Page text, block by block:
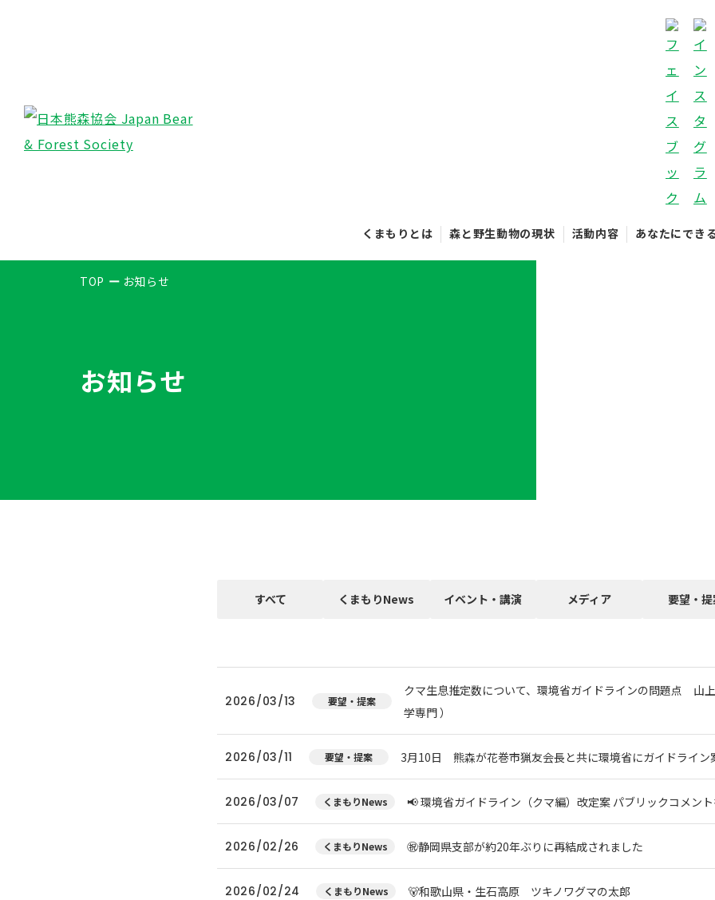
くまもりとは 森と野生動物の現状 活動内容 あなたにでき
TOP お知らせ
お知らせ
すべて くまもりNews イベント・講演 メディア 要望・
2026/03/13 要望・提案
クマ生息推定数について、環境省ガイドラインの問題点 山
学専門 ）
2026/03/11 要望・提案 3月10日 熊森が花巻市猟友会長と共に環境省にガイドライン
2026/03/07 くまもりNews 📢 環境省ガイドライン（クマ編）改定案 パブリックコメント
2026/02/26 くまもりNews ㊗️静岡県支部が約20年ぶりに再結成されました
2026/02/24 くまもりNews 🐻和歌山県・生石高原 ツキノワグマの太郎